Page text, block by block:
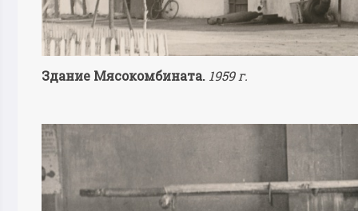
Здание Мясокомбината. 1959 г.